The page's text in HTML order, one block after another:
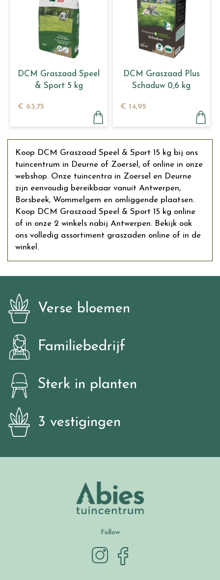
DCM Graszaad Speel
& Sport 5 kg
€ 63,75
DCM Graszaad Plus
Schaduw 0,6 kg
€ 14,95
Koop DCM Graszaad Speel & Sport 15 kg bij ons
tuincentrum in Deurne of Zoersel, of online in onze
webshop. Onze tuincentra in Zoersel en Deurne
zijn eenvoudig bereikbaar vanuit Antwerpen,
Borsbeek, Wommelgem en omliggende plaatsen.
Koop DCM Graszaad Speel & Sport 15 kg online
of in onze 2 winkels nabij Antwerpen. Bekijk ook
ons volledig assortiment graszaden online of in de
winkel.
Verse bloemen
Familiebedrijf
Sterk in planten
3 vestigingen
Follow